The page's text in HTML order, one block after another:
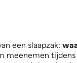
een slaapzak: